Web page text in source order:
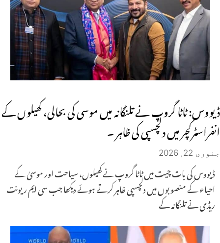
ڈیووس: ٹاٹا گروپ نے تلنگانہ میں موسی کی بحالی، کھیلوں کے
انفراسٹرکچر میں دلچسپی کی ظاہر ۔
جنوری 22, 2026
ڈیووس کی بات چیت میں ٹاٹا گروپ نے کھیلوں، سیاحت اور موسیٰ کے
احیاء کے منصوبوں میں دلچسپی ظاہر کرتے ہوئے دیکھا جب سی ایم ریونت
ریڈی نے تلنگانہ کے